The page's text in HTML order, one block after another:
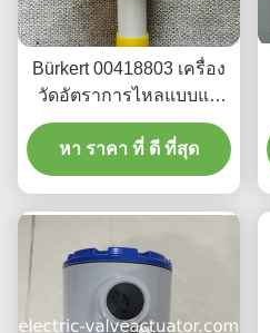
Bürkert 00418803 เครื่อง
วัดอัตราการไหลแบบแม่
เหล็กไฟฟ้าแบบเสียบพร้อม
แหล่งจ่ายไฟ 12-36V DC
เอาต์พุต 4-20mA และการ
หา ราคา ที่ ดี ที่สุด